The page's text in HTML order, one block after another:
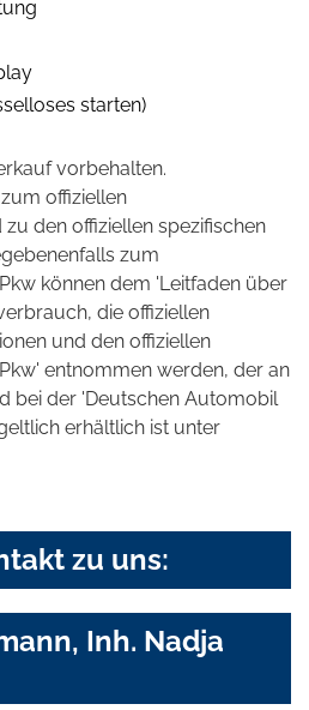
starten)
vorbehalten.
offiziellen
den offiziellen spezifischen
zum
können dem 'Leitfaden über
die offiziellen
und den offiziellen
entnommen werden, der an
bei der 'Deutschen Automobil
erhältlich ist unter
zu uns:
Inh. Nadja